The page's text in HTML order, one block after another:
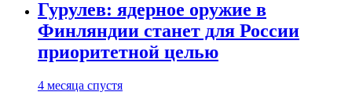
Гурулев: ядерное оружие в
Финляндии станет для России
приоритетной целью
4 месяца спустя